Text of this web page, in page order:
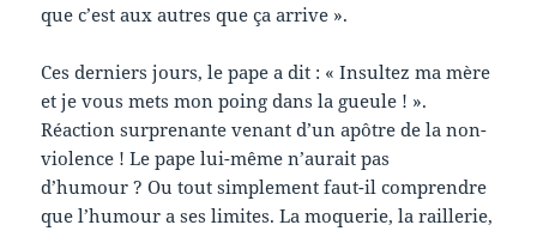
que c’est aux autres que ça arrive ».
Ces derniers jours, le pape a dit : « Insultez ma mère
et je vous mets mon poing dans la gueule ! ».
Réaction surprenante venant d’un apôtre de la non-
violence ! Le pape lui-même n’aurait pas
d’humour ? Ou tout simplement faut-il comprendre
que l’humour a ses limites. La moquerie, la raillerie,